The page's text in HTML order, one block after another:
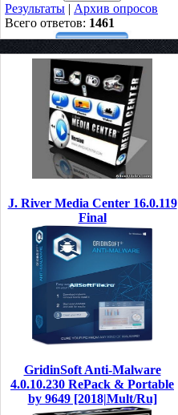
Результаты | Архив опросов
Всего ответов: 1461
J. River Media Center 16.0.119
Final
GridinSoft Anti-Malware
4.0.10.230 RePack & Portable
by 9649 [2018|Mult/Ru]